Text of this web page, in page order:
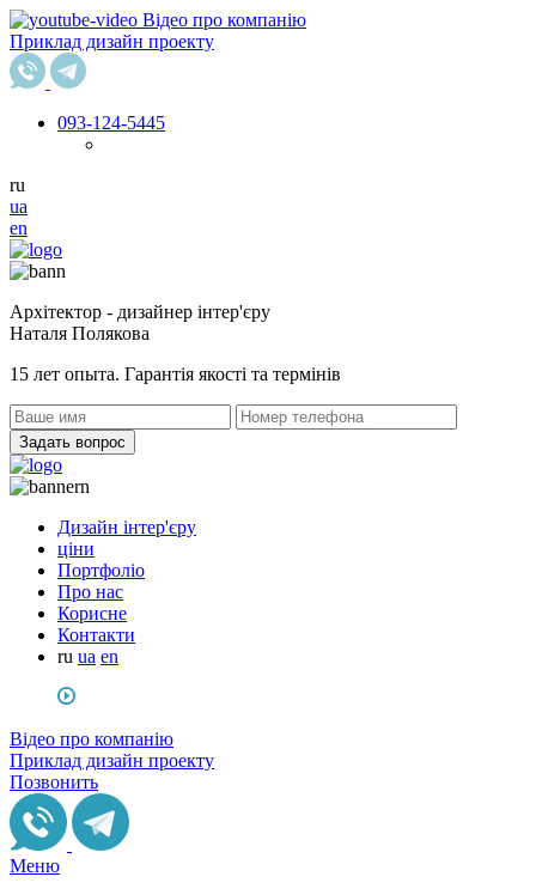
Відео про компанію
Приклад дизайн проекту
093-124-5445
ru
ua
en
Архітектор - дизайнер інтер'єру
Наталя Полякова
15 лет опыта. Гарантія якості та термінів
Задать вопрос
Дизайн інтер'єру
ціни
Портфоліо
Про нас
Корисне
Контакти
ru ua en
Відео про компанію
Приклад дизайн проекту
Позвонить
Меню